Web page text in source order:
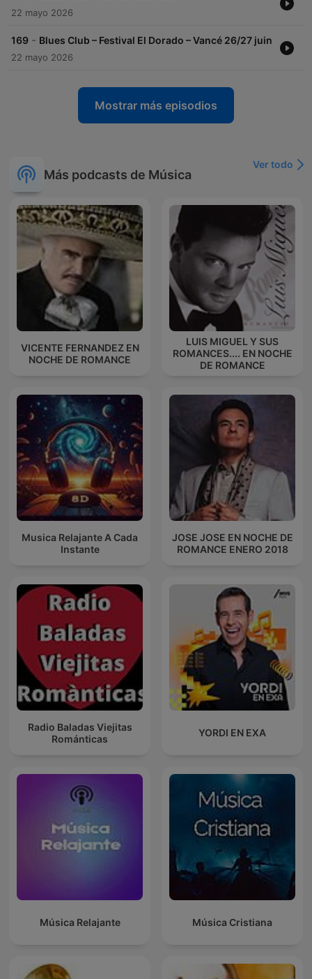
22 mayo 2026
169 - Blues Club – Festival El Dorado – Vancé 26/27 juin
22 mayo 2026
Mostrar más episodios
Más podcasts de Música
Ver todo
VICENTE FERNANDEZ EN
NOCHE DE ROMANCE
LUIS MIGUEL Y SUS
ROMANCES.... EN NOCHE
DE ROMANCE
Musica Relajante A Cada
Instante
JOSE JOSE EN NOCHE DE
ROMANCE ENERO 2018
Radio Baladas Viejitas
Románticas
YORDI EN EXA
Música Relajante Música Cristiana